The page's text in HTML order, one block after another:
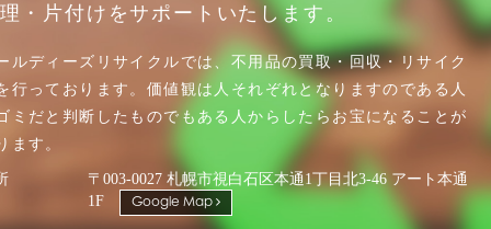
・片付けをサポートいたします。
ルディーズリサイクルでは、不用品の買取・回収・リサイク
行っております。価値観は人それぞれとなりますのである人
ミだと判断したものでもある人からしたらお宝になることが
ます。
〒003-0027 札幌市視白石区本通1丁目北3-46 アート本通
1F
Google Map